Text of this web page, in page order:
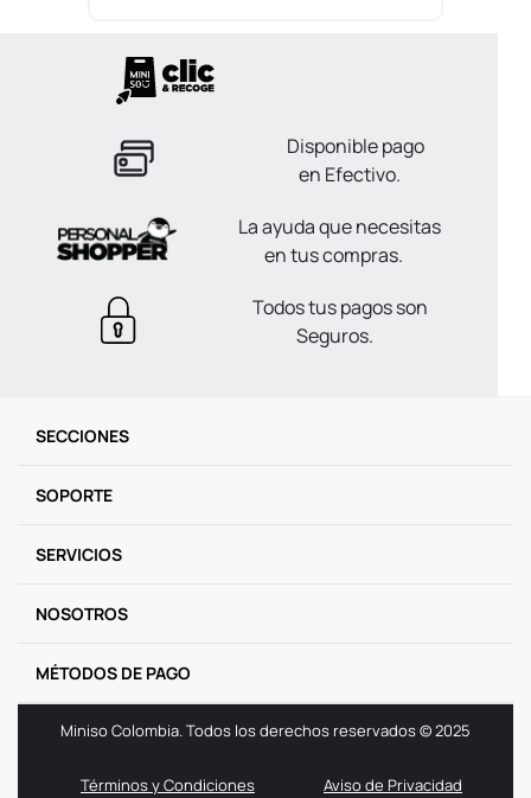
Disponible pago
en Efectivo.
La ayuda que necesitas
en tus compras.
Todos tus pagos son
Seguros.
SECCIONES
SOPORTE
SERVICIOS
NOSOTROS
MÉTODOS DE PAGO
Miniso Colombia. Todos los derechos reservados © 2025
Términos y Condiciones Aviso de Privacidad